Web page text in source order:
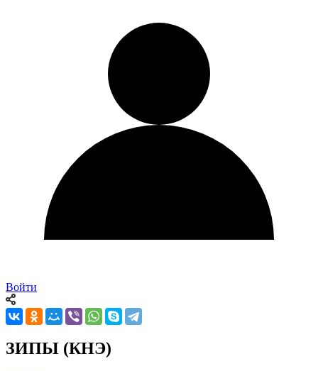
Войти
ЗИПЫ (КНЭ)